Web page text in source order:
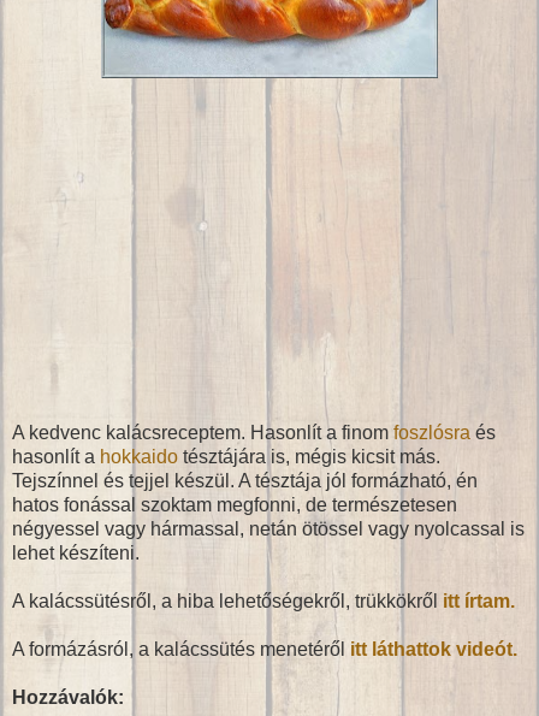
A kedvenc kalácsreceptem. Hasonlít a finom foszlósra és
hasonlít a hokkaido tésztájára is, mégis kicsit más.
Tejszínnel és tejjel készül. A tésztája jól formázható, én
hatos fonással szoktam megfonni, de természetesen
négyessel vagy hármassal, netán ötössel vagy nyolcassal is
lehet készíteni.
A kalácssütésről, a hiba lehetőségekről, trükkökről itt írtam.
A formázásról, a kalácssütés menetéről itt láthattok videót.
Hozzávalók: